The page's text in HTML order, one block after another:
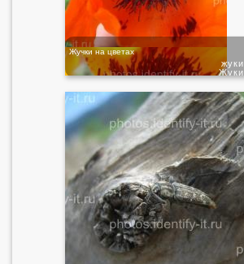
Жучки на цветах
Жуки
жуки